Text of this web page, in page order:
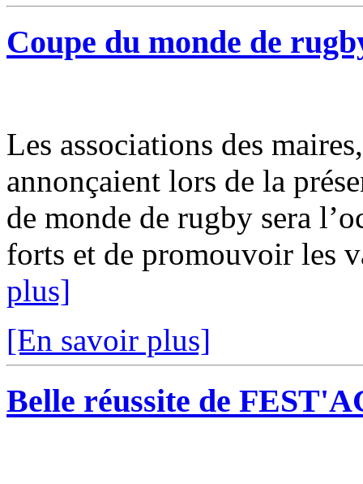
Coupe du monde de
Les associations des
annonçaient lors de la
de monde de rugby sera
forts et de promouvoir les
plus]
[En savoir plus]
Belle réussite de